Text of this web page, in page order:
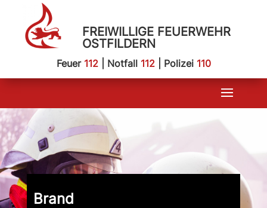
FREIWILLIGE FEUERWEHR
OSTFILDERN
Feuer 112| Notfall 112| Polizei 110
Brand